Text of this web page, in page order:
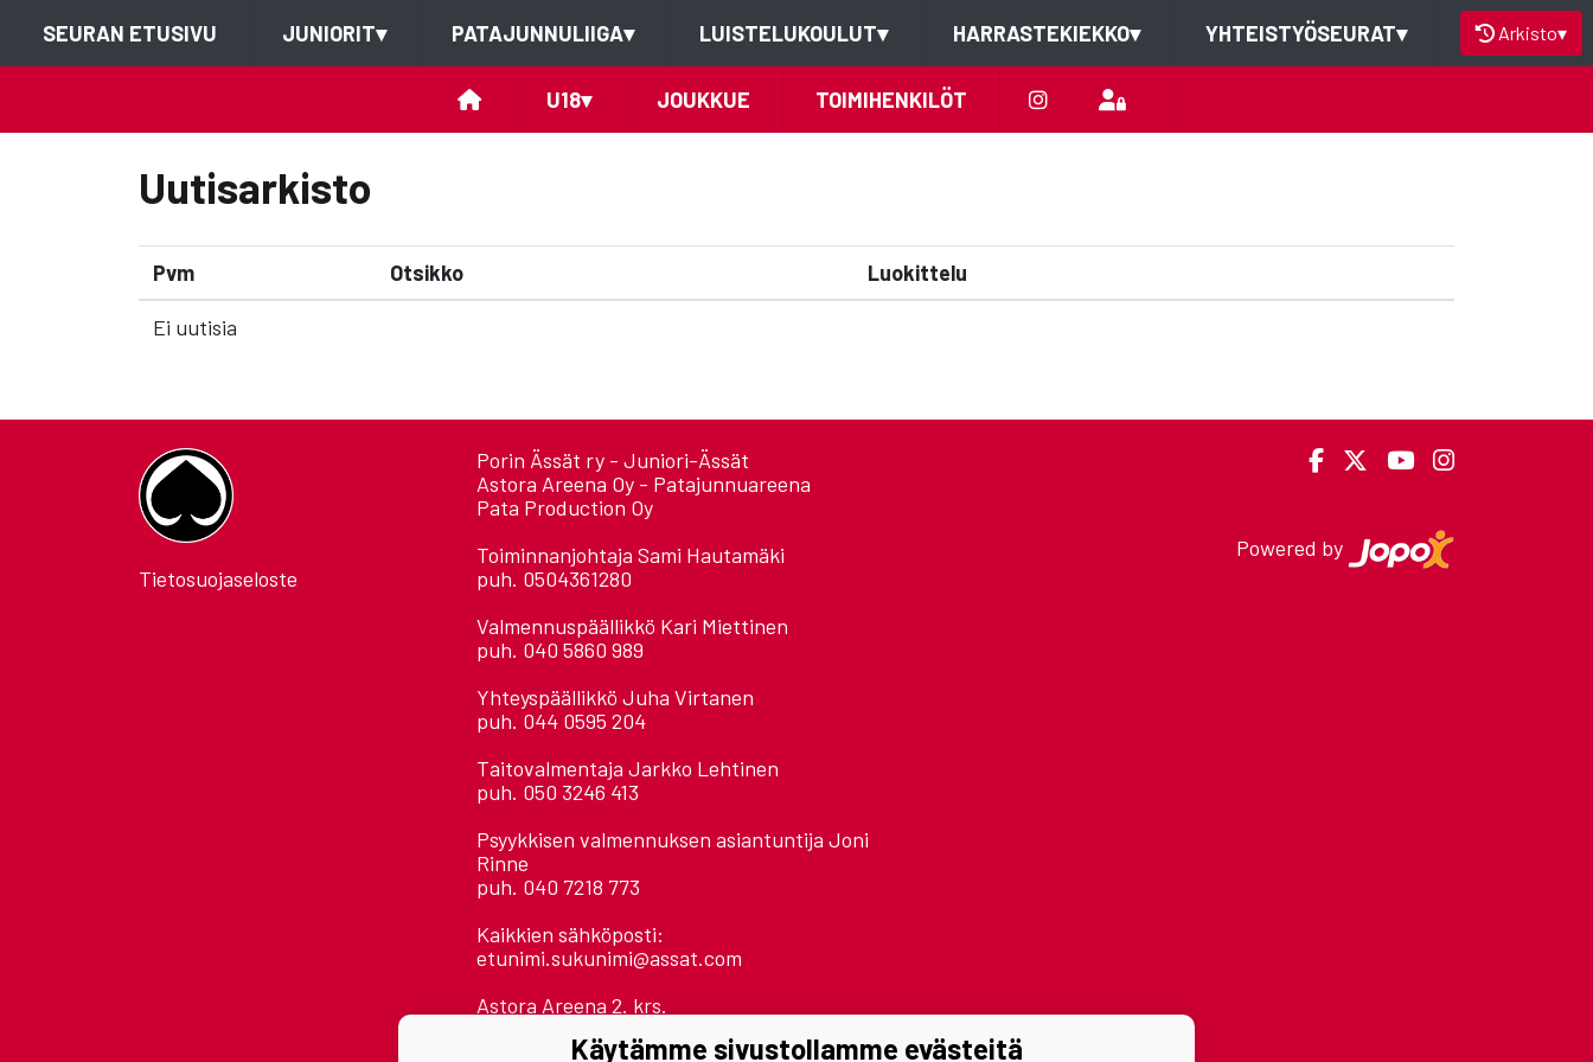
SEURAN ETUSIVU JUNIORIT▾ PATAJUNNULIIGA▾ LUISTELUKOULUT▾ HARRASTEKIEKKO▾ YHTEISTYÖSEURAT▾ Arkisto▾
U18▾ JOUKKUE TOIMIHENKILÖT
Uutisarkisto
Pvm Otsikko Luokittelu
Ei uutisia
Tietosuojaseloste
Porin Ässät ry - Juniori-Ässät
Astora Areena Oy - Patajunnuareena
Pata Production Oy
Toiminnanjohtaja Sami Hautamäki
puh. 0504361280
Valmennuspäällikkö Kari Miettinen
puh. 040 5860 989
Yhteyspäällikkö Juha Virtanen
puh. 044 0595 204
Taitovalmentaja Jarkko Lehtinen
puh. 050 3246 413
Psyykkisen valmennuksen asiantuntija Joni
Rinne
puh. 040 7218 773
Kaikkien sähköposti:
etunimi.sukunimi@assat.com
Astora Areena 2. krs.
Powered by
Käytämme sivustollamme evästeitä